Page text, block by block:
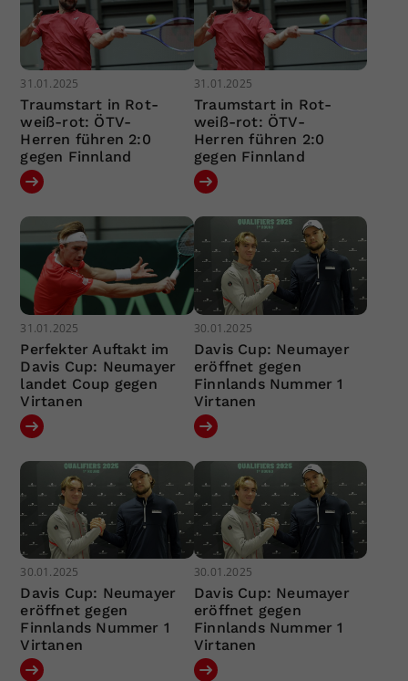
31.01.2025
Traumstart in Rot-
weiß-rot: ÖTV-
Herren führen 2:0
gegen Finnland
31.01.2025
Traumstart in Rot-
weiß-rot: ÖTV-
Herren führen 2:0
gegen Finnland
31.01.2025
Perfekter Auftakt im
Davis Cup: Neumayer
landet Coup gegen
Virtanen
30.01.2025
Davis Cup: Neumayer
eröffnet gegen
Finnlands Nummer 1
Virtanen
30.01.2025
Davis Cup: Neumayer
eröffnet gegen
Finnlands Nummer 1
Virtanen
30.01.2025
Davis Cup: Neumayer
eröffnet gegen
Finnlands Nummer 1
Virtanen